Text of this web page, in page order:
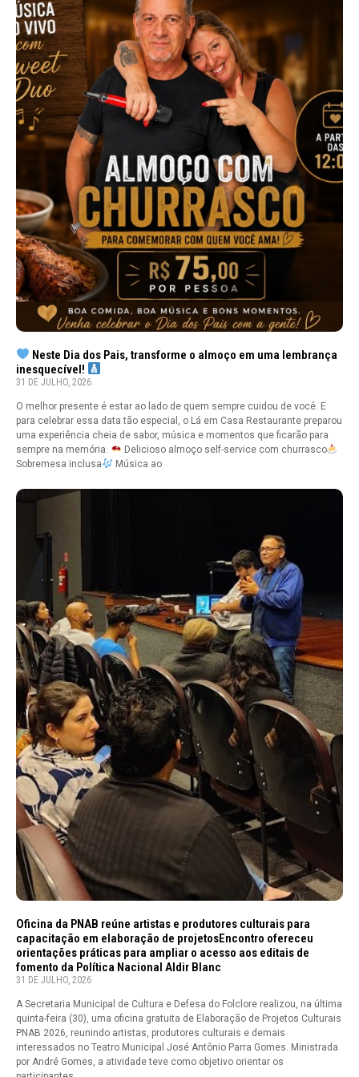
Neste Dia dos Pais, transforme o almoço em uma lembrança
inesquecível!
31 DE JULHO, 2026
O melhor presente é estar ao lado de quem sempre cuidou de você. E
para celebrar essa data tão especial, o Lá em Casa Restaurante preparou
uma experiência cheia de sabor, música e momentos que ficarão para
sempre na memória.
Delicioso almoço self-service com churrasco
Sobremesa inclusa
Música ao
Oficina da PNAB reúne artistas e produtores culturais para
capacitação em elaboração de projetosEncontro ofereceu
orientações práticas para ampliar o acesso aos editais de
fomento da Política Nacional Aldir Blanc
31 DE JULHO, 2026
A Secretaria Municipal de Cultura e Defesa do Folclore realizou, na última
quinta-feira (30), uma oficina gratuita de Elaboração de Projetos Culturais
PNAB 2026, reunindo artistas, produtores culturais e demais
interessados no Teatro Municipal José Antônio Parra Gomes. Ministrada
por André Gomes, a atividade teve como objetivo orientar os